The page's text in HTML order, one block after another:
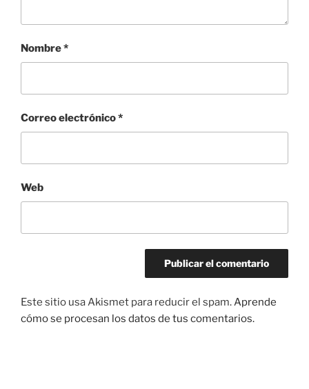
Nombre*
Correo electrónico*
Web
Este sitio usa Akismet para reducir el spam.Aprende
cómo se procesan los datos de tus comentarios.